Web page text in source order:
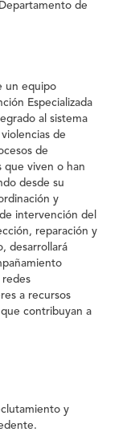
de
un equipo
Especializada
al sistema
de
de
que viven o han
desde su
y
intervención del
reparación y
desarrollará
redes
a recursos
contribuyan a
y